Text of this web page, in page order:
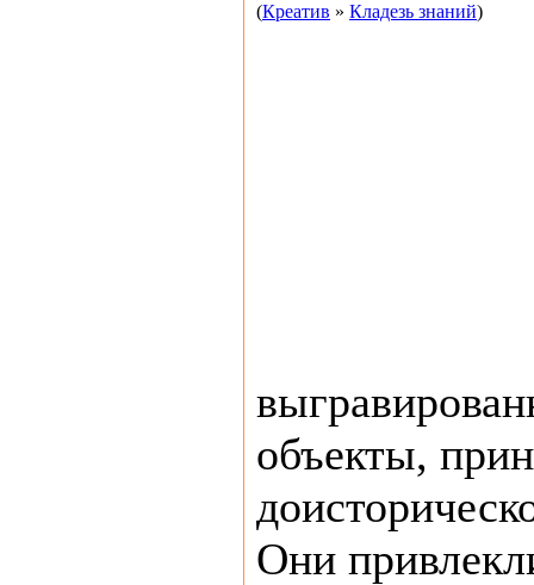
(Креатив » Кладезь знаний)
объекты,
Они